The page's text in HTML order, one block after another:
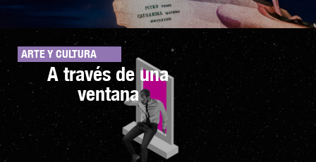
ARTE Y CULTURA
A través de una
ventana